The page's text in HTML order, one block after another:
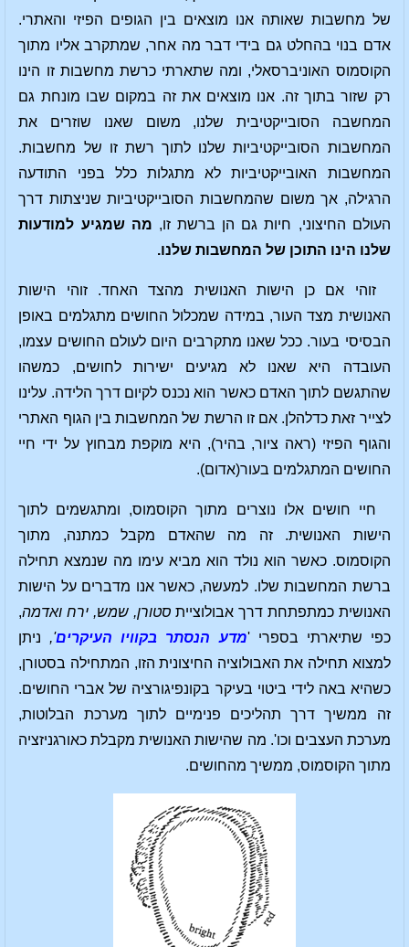
של מחשבות שאותה אנו מוצאים בין הגופים הפיזי והאתרי.
אדם בנוי בהחלט גם בידי דבר מה אחר, שמתקרב אליו מתוך
הקוסמוס האוניברסאלי, ומה שתארתי כרשת מחשבות זו הינו
רק שזור בתוך זה. אנו מוצאים את זה במקום שבו מונחת גם
המחשבה הסובייקטיבית שלנו, משום שאנו שוזרים את
המחשבות הסובייקטיביות שלנו לתוך רשת זו של מחשבות.
המחשבות האובייקטיביות לא מתגלות כלל בפני התודעה
הרגילה, אך משום שהמחשבות הסובייקטיביות שניצתות דרך
העולם החיצוני, חיות גם הן ברשת זו, מה שמגיע למודעות
שלנו הינו התוכן של המחשבות שלנו.
זוהי אם כן הישות האנושית מהצד האחד. זוהי הישות
האנושית מצד העור, במידה שמכלול החושים מתגלמים באופן
הבסיסי בעור. ככל שאנו מתקרבים היום לעולם החושים עצמו,
העובדה היא שאנו לא מגיעים ישירות לחושים, כמשהו
שהתגשם לתוך האדם כאשר הוא נכנס לקיום דרך הלידה. עלינו
לצייר זאת כדלהלן. אם זו הרשת של המחשבות בין הגוף האתרי
והגוף הפיזי (ראה ציור, בהיר), היא מוקפת מבחוץ על ידי חיי
החושים המתגלמים בעור(אדום).
חיי חושים אלו נוצרים מתוך הקוסמוס, ומתגשמים לתוך
הישות האנושית. זה מה שהאדם מקבל כמתנה, מתוך
הקוסמוס. כאשר הוא נולד הוא מביא עימו מה שנמצא תחילה
ברשת המחשבות שלו. למעשה, כאשר אנו מדברים על הישות
האנושית כמתפתחת דרך אבולוציית סטורן, שמש, ירח ואדמה,
כפי שתיארתי בספרי 'מדע הנסתר בקוויו העיקרים', ניתן
למצוא תחילה את האבולוציה החיצונית הזו, המתחילה בסטורן,
כשהיא באה לידי ביטוי בעיקר בקונפיגורציה של אברי החושים.
זה ממשיך דרך תהליכים פנימיים לתוך מערכת הבלוטות,
מערכת העצבים וכו'. מה שהישות האנושית מקבלת כאורגניזציה
מתוך הקוסמוס, ממשיך מהחושים.